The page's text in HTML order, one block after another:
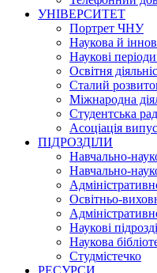
УНІВЕРСИТЕТ
Портрет ЧНУ
Наукова й
Наукові
Освітня
Сталий
Міжнародна
Студентська
Асоціація
ПІДРОЗДІЛИ
Навчально-
Навчально-
Освітньо-
Наукові
Наукова
Студмістечко